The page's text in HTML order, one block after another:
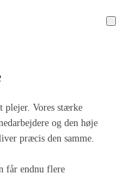
plejer. Vores stærke
og den høje
præcis den samme.
får endnu flere